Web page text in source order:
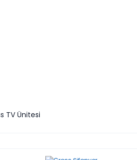
TV Ünitesi